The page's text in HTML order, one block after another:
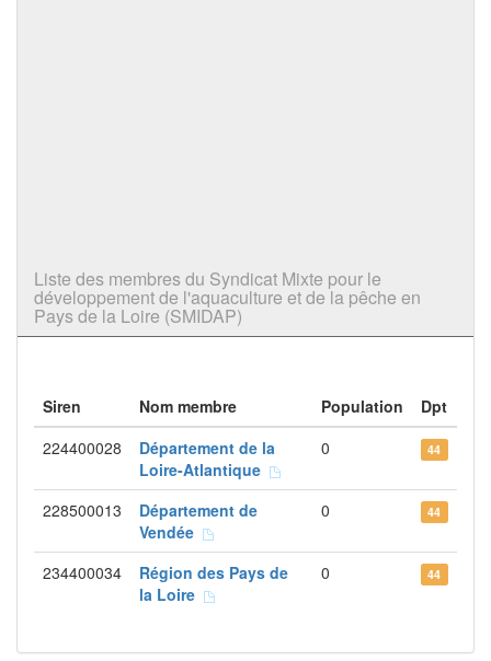
Liste des membres du Syndicat Mixte pour le
développement de l'aquaculture et de la pêche en
Pays de la Loire (SMIDAP)
Siren Nom membre Population
Dpt
224400028
Département de la
Loire-Atlantique
0 44
228500013
Département de
Vendée
0 44
234400034
Région des Pays de
la Loire
0 44